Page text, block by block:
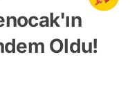
Oldu!